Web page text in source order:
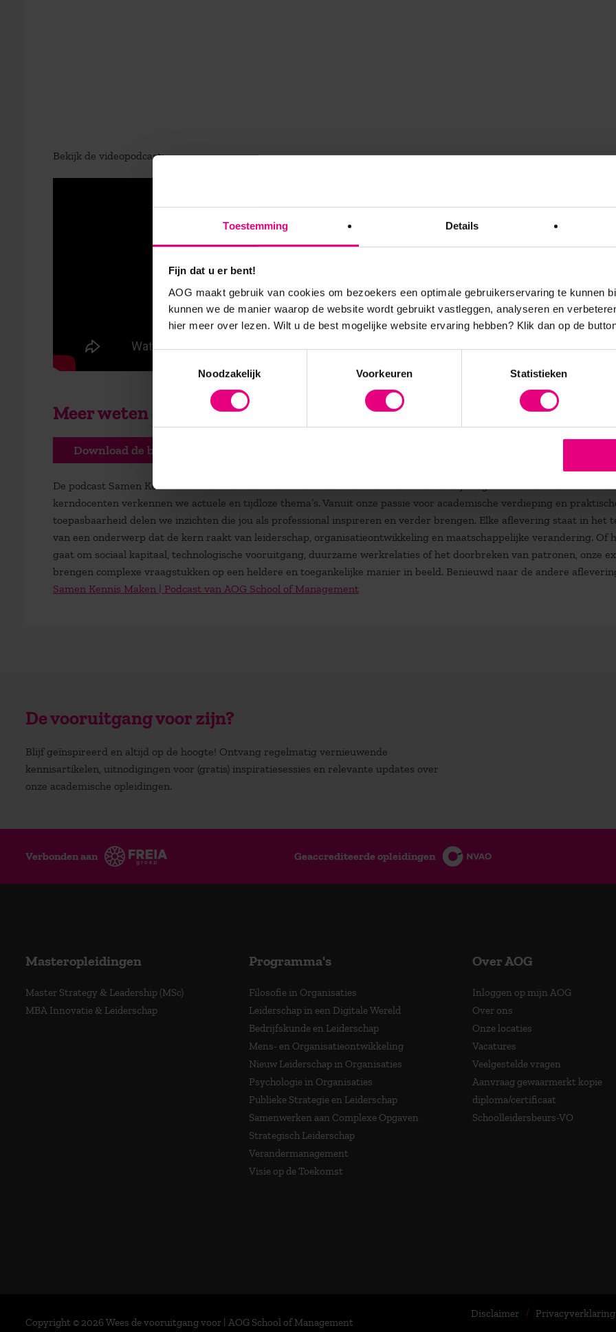
Toestemming Details
Fijn dat u er bent!
AOG maakt gebruik van cookies om bezoekers een optimale gebruikerservaring te kunnen
kunnen we de manier waarop de website wordt gebruikt vastleggen, analyseren en
hier meer over lezen. Wilt u de best mogelijke website ervaring hebben? Klik dan op de
Noodzakelijk
Voorkeuren Statistieken
Bekijk de videopodcast:
Meer weten over de opleiding Verandermanagement?
Download de brochure
De podcast Samen Kennis Maken is voor iedereen die meer wil halen uit zichzelf en zijn organisatie. Samen met onze
kerndocenten verkennen we actuele en tijdloze thema’s. Vanuit onze passie voor academische verdieping en
toepasbaarheid delen we inzichten die jou als professional inspireren en verder brengen. Elke aflevering staat in het
van een onderwerp dat de kern raakt van leiderschap, organisatieontwikkeling en maatschappelijke verandering. Of
gaat om sociaal kapitaal, technologische vooruitgang, duurzame werkrelaties of het doorbreken van patronen, onze
brengen complexe vraagstukken op een heldere en toegankelijke manier in beeld. Benieuwd naar de andere
Samen Kennis Maken | Podcast van AOG School of Management
De vooruitgang voor zijn?
Blijf geïnspireerd en altijd op de hoogte! Ontvang regelmatig vernieuwende
kennisartikelen, uitnodigingen voor (gratis) inspiratiesessies en relevante updates over
onze academische opleidingen.
Verbonden aan Geaccrediteerde opleidingen
Masteropleidingen
Master Strategy & Leadership (MSc)
MBA Innovatie & Leiderschap
Programma's
Filosofie in Organisaties
Leiderschap in een Digitale Wereld
Bedrijfskunde en Leiderschap
Mens- en Organisatieontwikkeling
Nieuw Leiderschap in Organisaties
Psychologie in Organisaties
Publieke Strategie en Leiderschap
Samenwerken aan Complexe Opgaven
Strategisch Leiderschap
Verandermanagement
Visie op de Toekomst
Over AOG
Inloggen op mijn AOG
Over ons
Onze locaties
Vacatures
Veelgestelde vragen
Aanvraag gewaarmerkt kopie
diploma/certificaat
Schoolleidersbeurs-VO
Copyright © 2026 Wees de vooruitgang voor | AOG School of Management
Disclaimer Privacyverklaring